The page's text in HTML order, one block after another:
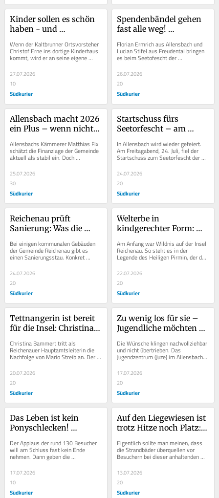
Kinder sollen es schön
haben - und
weniger eng?
Wenn der Kaltbrunner Ortsvorsteher
Christof Erne ins dortige Kinderhaus
kommt, wird er an seine eigene
Kindheit erinnert, als er selbst dort
war....
27.07.2026
10
Südkurier
Spendenbändel gehen
fast alle weg!
Seetorfescht kommt
prima bei Besuchern an
Florian Ermrich aus Allensbach und
Lucian Stifel aus Freudental bringen
es beim Seetofescht der
den Punkt: „Es...
26.07.2026
20
Südkurier
Allensbach macht 2026
ein Plus – wenn nichts
Allensbachs Kämmerer Matthias Fix
schätzt die Finanzlage der Gemeinde
aktuell als stabil ein. Doch
der...
25.07.2026
30
Südkurier
Startschuss fürs
Seetorfescht – am
Wochenende gefeiert
In Allensbach wird wieder gefeiert.
Am Freitagabend, 24. Juli, fiel der
Startschuss zum Seetorfescht der
Sternenmarsch...
24.07.2026
20
Südkurier
Reichenau prüft
Sanierung: Was die
Gemeindegebäude
bringen soll
Bei einigen kommunalen Gebäuden
der Gemeinde Reichenau gibt es
einen Sanierungsstau. Konkret
vorgenommen hat man sich die
energetische und technische...
24.07.2026
20
Südkurier
Welterbe in
kindgerechter Form:
der Reichenau soll
einzigartig werden
Am Anfang war Wildnis auf der Insel
Reichenau. So steht es in der
Legende des Heiligen Pirmin, der dort
dann im Jahr 724 ein Kloster
errichten ließ....
22.07.2026
20
Südkurier
Tettnangerin ist bereit
für die Insel: Christina
das Reichenauer
Hauptamt
Christina Bammert tritt als
Reichenauer Hauptamtsleiterin die
Nachfolge von Mario Streib an. Der
Gemeinderat hat die 32-Jährige in...
20.07.2026
20
Südkurier
Zu wenig los für sie –
Jugendliche möchten
Treff und mehr
Angebote in Allensbach
Die Wünsche klingen nachvollziehbar
und nicht übertrieben. Das
Jugendzentrum (Juze) im Allensbacher
Gewerbegebiet sollte mindestens
einmal, besser...
17.07.2026
20
Südkurier
Das Leben ist kein
Ponyschlecken!
Wortwitz, Musik und
heitere Verwechslungen
Der Applaus der rund 130 Besucher
will am Schluss fast kein Ende
nehmen. Dann geben die
Schauspieler die gewünschte Zugabe
mit dem Lied...
17.07.2026
10
Südkurier
Auf den Liegewiesen ist
trotz Hitze noch Platz:
derzeit nicht überlaufen
Eigentlich sollte man meinen, dass
die Strandbäder überquellen vor
Besuchern bei dieser anhaltenden
in...
13.07.2026
20
Südkurier